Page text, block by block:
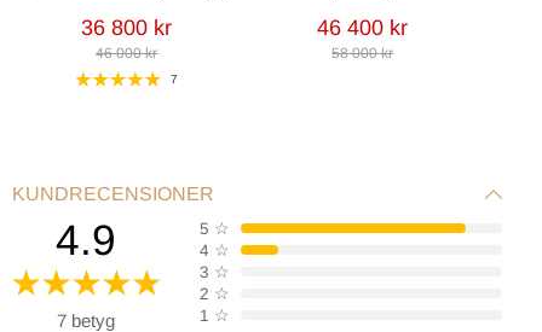
36 800 kr
46 000 kr
7
46 400 kr
58 000 kr
KUNDRECENSIONER
4.9
7 betyg
5 ☆
4 ☆
3 ☆
2 ☆
1 ☆